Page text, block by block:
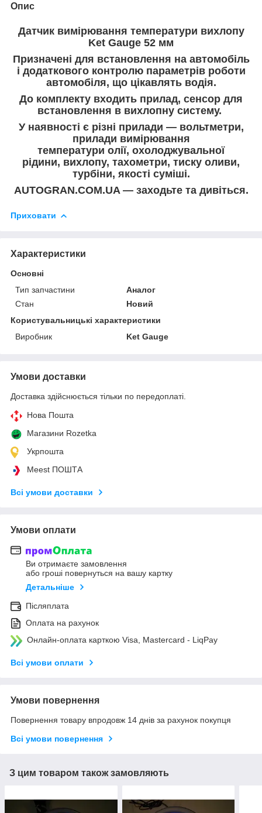
Опис
Датчик вимірювання температури вихлопу
Ket Gauge 52 мм
Призначені для встановлення на автомобіль
і додаткового контролю параметрів роботи
автомобіля, що цікавлять водія.
До комплекту входить прилад, сенсор для
встановлення в вихлопну систему.
У наявності є різні прилади — вольтметри,
прилади вимірювання
температури олії, охолоджувальної
рідини, вихлопу, тахометри, тиску оливи,
турбіни, якості суміші.
AUTOGRAN.COM.UA — заходьте та дивіться.
Приховати
Характеристики
Основні
Тип запчастини
Аналог
Стан
Новий
Користувальницькі характеристики
Виробник
Ket Gauge
Умови доставки
Доставка здійснюється тільки по передоплаті.
Нова Пошта
Магазини Rozetka
Укрпошта
Meest ПОШТА
Всі умови доставки
Умови оплати
Ви отримаєте замовлення
або гроші повернуться на вашу картку
Детальніше
Післяплата
Оплата на рахунок
Онлайн-оплата карткою Visa, Mastercard - LiqPay
Всі умови оплати
Умови повернення
Повернення товару впродовж 14 днів за рахунок покупця
Всі умови повернення
З цим товаром також замовляють